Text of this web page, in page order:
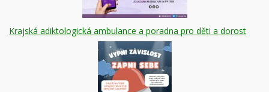
Krajská adiktologická ambulance a poradna pro děti a dorost